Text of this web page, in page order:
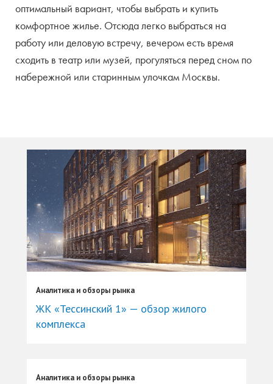
оптимальный вариант, чтобы выбрать и купить
комфортное жилье. Отсюда легко выбраться на
работу или деловую встречу, вечером есть время
сходить в театр или музей, прогуляться перед сном по
набережной или старинным улочкам Москвы.
Аналитика и обзоры рынка
ЖК «Тессинский 1» — обзор жилого
комплекса
Аналитика и обзоры рынка